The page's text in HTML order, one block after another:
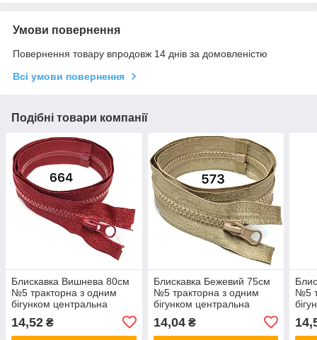
Умови повернення
Повернення товару впродовж 14 днів за домовленістю
Всі умови повернення
Подібні товари компанії
Блискавка Вишнева 80см
№5 тракторна з одним
бігунком центральна
14,52 ₴
Блискавка Бежевий 75см
№5 тракторна з одним
бігунком центральна
14,04₴
№5